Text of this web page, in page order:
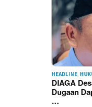
HEADLINE,
DIAGA
Dugaan
…